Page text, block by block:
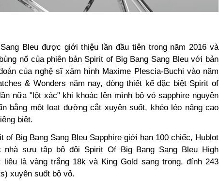
Bleu được giới thiệu lần đầu tiên trong năm 2016 và
nổ của phiên bản Spirit of Big Bang Sang Bleu với bản
của nghệ sĩ xăm hình Maxime Plescia-Buchi vào năm
& Wonders năm nay, dòng thiết kế đặc biệt Spirit of
nữa "lột xác" khi khoác lên mình bộ vỏ sapphire nguyên
bằng một loạt đường cắt xuyên suốt, khéo léo nâng cao
biệt.
of Big Bang Sang Bleu Sapphire giới hạn 100 chiếc, Hublot
nhà sưu tập bộ đôi Spirit Of Big Bang Sang Bleu High
liệu là vàng trắng 18k và King Gold sang trọng, đính 243
xuyên suốt bộ vỏ.